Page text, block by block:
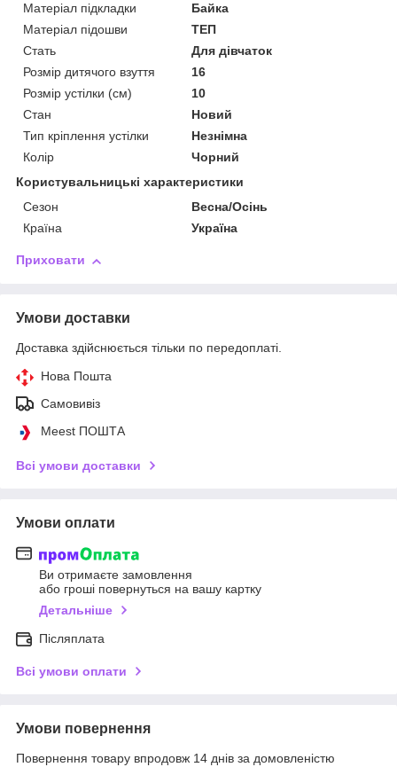
Матеріал підкладки
Байка
Матеріал підошви
ТЕП
Стать
Для дівчаток
Розмір дитячого взуття
16
Розмір устілки (см)
10
Стан
Новий
Тип кріплення устілки
Незнімна
Колір
Чорний
Користувальницькі характеристики
Сезон
Весна/Осінь
Країна
Україна
Приховати
Умови доставки
Доставка здійснюється тільки по передоплаті.
Нова Пошта
Самовивіз
Meest ПОШТА
Всі умови доставки
Умови оплати
Ви отримаєте замовлення
або гроші повернуться на вашу картку
Детальніше
Післяплата
Всі умови оплати
Умови повернення
Повернення товару впродовж 14 днів за домовленістю